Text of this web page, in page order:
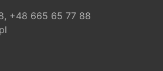
+48 665 65 77 88